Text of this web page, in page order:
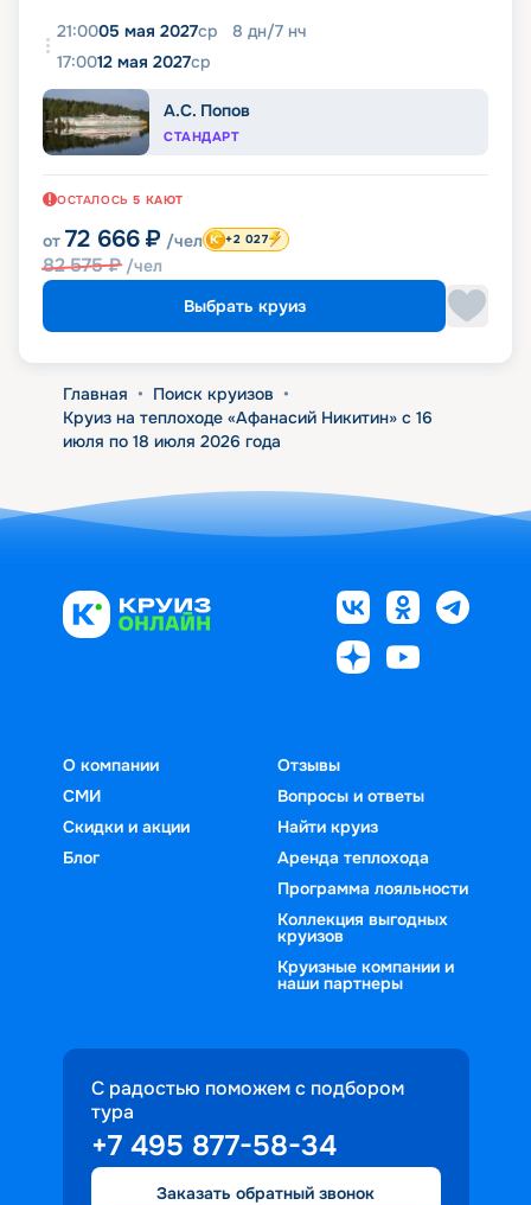
21:0005 мая 2027ср 8 дн/7 нч
17:0012 мая 2027ср
А.С. Попов
СТАНДАРТ
ОСТАЛОСЬ 5 КАЮТ
от 72 666 ₽ /чел
82 575₽ /чел
+2 027
Выбрать круиз
Главная • Поиск круизов •
Круиз на теплоходе «Афанасий Никитин» с 16
июля по 18 июля 2026 года
О компании
СМИ
Скидки и акции
Блог
Отзывы
Вопросы и ответы
Найти круиз
Аренда теплохода
Программа лояльности
Коллекция выгодных
круизов
Круизные компании и
наши партнеры
С радостью поможем с подбором
тура
+7 495 877-58-34
Заказать обратный звонок